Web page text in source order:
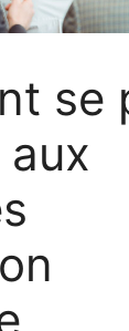
se